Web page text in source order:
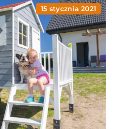
15 stycznia 2021